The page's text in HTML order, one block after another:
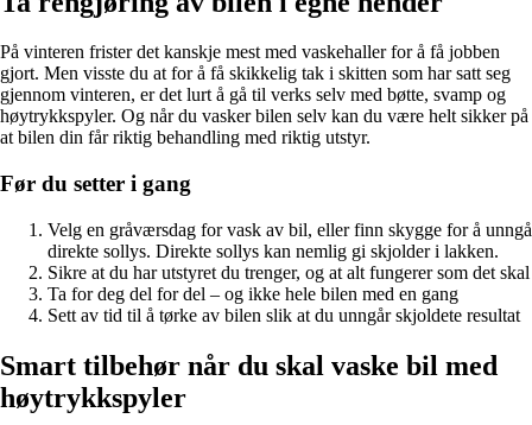
På vinteren frister det kanskje mest med vaskehaller for å få jobben
gjort. Men visste du at for å få skikkelig tak i skitten som har satt seg
gjennom vinteren, er det lurt å gå til verks selv med bøtte, svamp og
høytrykkspyler. Og når du vasker bilen selv kan du være helt sikker på
at bilen din får riktig behandling med riktig utstyr.
Før du setter i gang
Velg en gråværsdag for vask av bil, eller finn skygge for å unngå
direkte sollys. Direkte sollys kan nemlig gi skjolder i lakken.
Sikre at du har utstyret du trenger, og at alt fungerer som det skal
Ta for deg del for del – og ikke hele bilen med en gang
Sett av tid til å tørke av bilen slik at du unngår skjoldete resultat
Smart tilbehør når du skal vaske bil med
høytrykkspyler